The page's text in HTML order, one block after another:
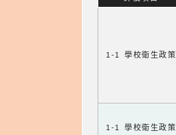
1-1 學校衛生政策
1-1 學校衛生政策